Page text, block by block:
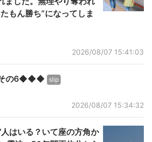
もん勝ち”になってしま
2026/08/07 15:41:03
の6◆◆◆ slip
2026/08/07 15:34:32
人はいる？いて座の方角か